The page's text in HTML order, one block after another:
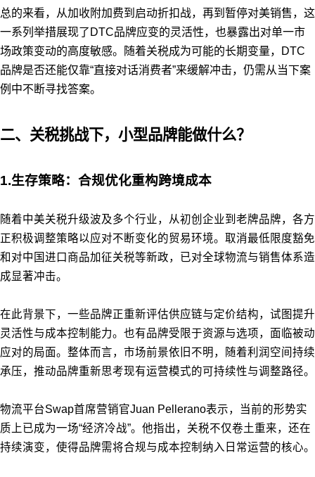
总的来看，从加收附加费到启动折扣战，再到暂停对美销售，这
一系列举措展现了DTC品牌应变的灵活性，也暴露出对单一市
场政策变动的高度敏感。随着关税成为可能的长期变量，DTC
品牌是否还能仅靠“直接对话消费者”来缓解冲击，仍需从当下案
例中不断寻找答案。
二、关税挑战下，小型品牌能做什么？
1.生存策略：合规优化重构跨境成本
随着中美关税升级波及多个行业，从初创企业到老牌品牌，各方
正积极调整策略以应对不断变化的贸易环境。取消最低限度豁免
和对中国进口商品加征关税等新政，已对全球物流与销售体系造
成显著冲击。
在此背景下，一些品牌正重新评估供应链与定价结构，试图提升
灵活性与成本控制能力。也有品牌受限于资源与选项，面临被动
应对的局面。整体而言，市场前景依旧不明，随着利润空间持续
承压，推动品牌重新思考现有运营模式的可持续性与调整路径。
物流平台Swap首席营销官Juan Pellerano表示，当前的形势实
质上已成为一场“经济冷战”。他指出，关税不仅卷土重来，还在
持续演变，使得品牌需将合规与成本控制纳入日常运营的核心。